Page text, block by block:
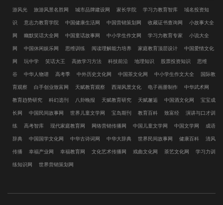
游风光 旅游风景名胜网 城市品牌建设网 家长学院 学习力教育智库 域名投资知
识 意志力教育学院 中国健康生活网 中国营销策划网 收藏证书查询网 小故事大全
网 幽默笑话大全网 中国童话故事网 中小学生作文网 学习力教育专家 小说大全
网 中国休闲娱乐网 思维训练 阅读理解能力培养 家庭教育顶层设计 中国爱情文化
网 玩中学 笑话大王 高效学习方法 科技前沿 地理知识 股票投资知识 思维
谷 中华人物谱 高考季 中外历史文化网 中国茶文化网 中小学生作文大全 国际教
育观察 白手创业致富网 天赋教育观察 西湖风景文化 电子画册制作 中华武术网
教育趋势研究 科幻选刊 八卦晚报 天赋教育研究 天赋邂逅 中国酒文化网 宝宝成
长网 中国民间故事网 世界儿童文学网 宝岛期刊 教育百科 致富经 演讲与口才训
练 高考智库 现代家庭教育网 网络营销传播网 中国儿童文学网 中国文学网 成语
辞典 中国国学文化网 中华古诗词网 中华大辞典 世界民间故事网 健康百科 清风
传播 幸福产业网 幸福教育网 文化艺术传播网 戏曲文化网 茶艺文化网 学习力训
练知识网 世界营销策划网